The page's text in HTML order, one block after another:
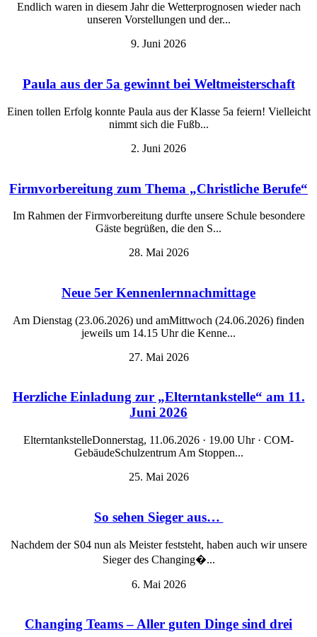
Endlich waren in diesem Jahr die Wetterprognosen wieder nach
unseren Vorstellungen und der...
9. Juni 2026
Paula aus der 5a gewinnt bei Weltmeisterschaft
Einen tollen Erfolg konnte Paula aus der Klasse 5a feiern! Vielleicht
nimmt sich die Fußb...
2. Juni 2026
Firmvorbereitung zum Thema „Christliche Berufe“
Im Rahmen der Firmvorbereitung durfte unsere Schule besondere
Gäste begrüßen, die den S...
28. Mai 2026
Neue 5er Kennenlernnachmittage
Am Dienstag (23.06.2026) und amMittwoch (24.06.2026) finden
jeweils um 14.15 Uhr die Kenne...
27. Mai 2026
Herzliche Einladung zur „Elterntankstelle“ am 11.
Juni 2026
ElterntankstelleDonnerstag, 11.06.2026 · 19.00 Uhr · COM-
GebäudeSchulzentrum Am Stoppen...
25. Mai 2026
So sehen Sieger aus…
Nachdem der S04 nun als Meister feststeht, haben auch wir unsere
Sieger des Changing�...
6. Mai 2026
Changing Teams – Aller guten Dinge sind drei